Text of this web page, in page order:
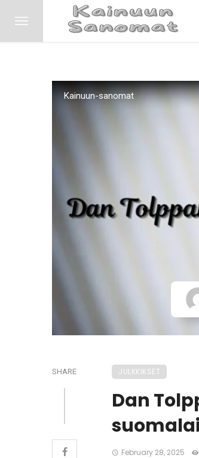
Kainuun-sanomat
SHARE JULKKIKSET
Dan
February 28, 2025